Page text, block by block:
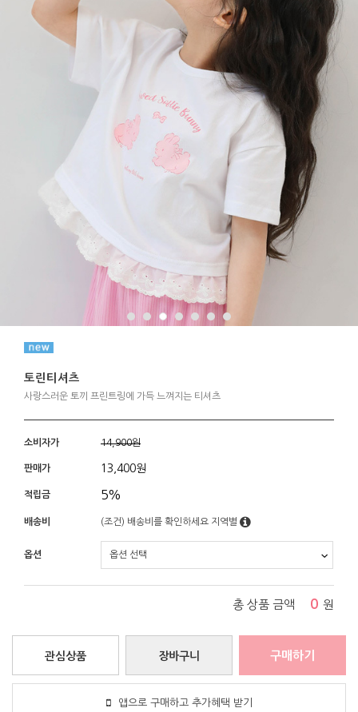
토린티셔츠
사랑스러운 토끼 프린트링에 가득 느껴지는 티셔츠
소비자가 14,900원
판매가 13,400원
적립금 5%
배송비 (조건) 배송비를 확인하세요 지역별
옵션
총 상품 금액 0 원
장바구니
관심상품 구매하기
앱으로 구매하고 추가혜택 받기